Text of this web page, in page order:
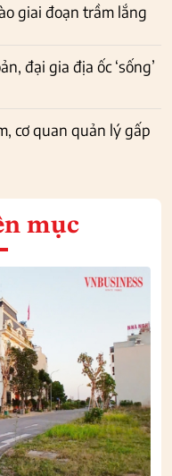
giai đoạn trầm lắng
đại gia địa ốc ‘sống’
cơ quan quản lý gấp
mục